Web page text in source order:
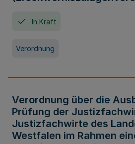
In Kraft
Verordnung
Verordnung über die
Prüfung der
Justizfachwirte des
Westfalen im Rahmen